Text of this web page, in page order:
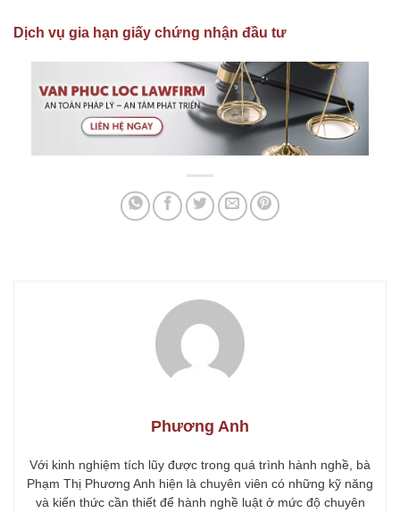
Dịch vụ gia hạn giấy chứng nhận đầu tư
Phương Anh
Với kinh nghiệm tích lũy được trong quá trình hành nghề, bà
Phạm Thị Phương Anh hiện là chuyên viên có những kỹ năng
và kiến thức cần thiết để hành nghề luật ở mức độ chuyên